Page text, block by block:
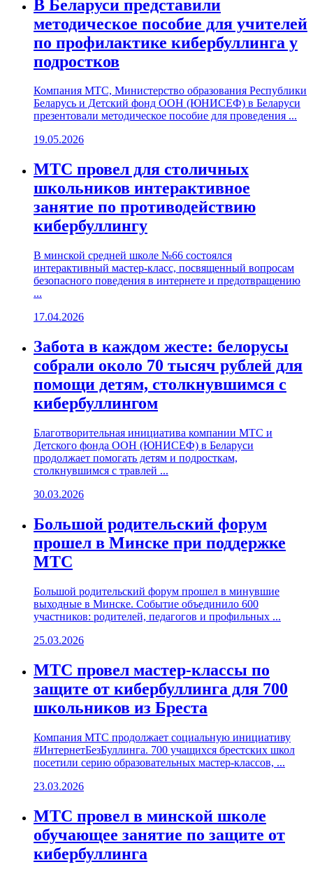
В Беларуси представили
методическое пособие для учителей
по профилактике кибербуллинга у
подростков
Компания МТС, Министерство образования Республики
Беларусь и Детский фонд ООН (ЮНИСЕФ) в Беларуси
презентовали методическое пособие для проведения ...
19.05.2026
МТС провел для столичных
школьников интерактивное
занятие по противодействию
кибербуллингу
В минской средней школе №66 состоялся
интерактивный мастер-класс, посвященный вопросам
безопасного поведения в интернете и предотвращению
...
17.04.2026
Забота в каждом жесте: белорусы
собрали около 70 тысяч рублей для
помощи детям, столкнувшимся с
кибербуллингом
Благотворительная инициатива компании МТС и
Детского фонда ООН (ЮНИСЕФ) в Беларуси
продолжает помогать детям и подросткам,
столкнувшимся с травлей ...
30.03.2026
Большой родительский форум
прошел в Минске при поддержке
МТС
Большой родительский форум прошел в минувшие
выходные в Минске. Событие объединило 600
участников: родителей, педагогов и профильных ...
25.03.2026
МТС провел мастер-классы по
защите от кибербуллинга для 700
школьников из Бреста
Компания МТС продолжает социальную инициативу
#ИнтернетБезБуллинга. 700 учащихся брестских школ
посетили серию образовательных мастер-классов, ...
23.03.2026
МТС провел в минской школе
обучающее занятие по защите от
кибербуллинга